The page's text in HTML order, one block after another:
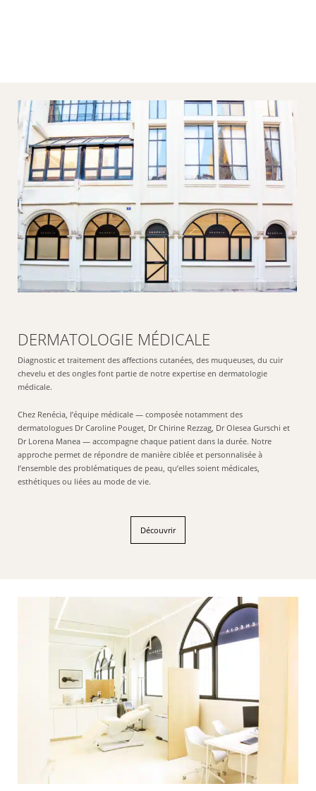
DERMATOLOGIE MÉDICALE
Diagnostic et traitement des affections cutanées, des muqueuses, du cuir
chevelu et des ongles font partie de notre expertise en dermatologie
médicale.
Chez Renécia, l’équipe médicale — composée notamment des
dermatologues Dr Caroline Pouget, Dr Chirine Rezzag, Dr Olesea Gurschi et
Dr Lorena Manea — accompagne chaque patient dans la durée. Notre
approche permet de répondre de manière ciblée et personnalisée à
l’ensemble des problématiques de peau, qu’elles soient médicales,
esthétiques ou liées au mode de vie.
Découvrir